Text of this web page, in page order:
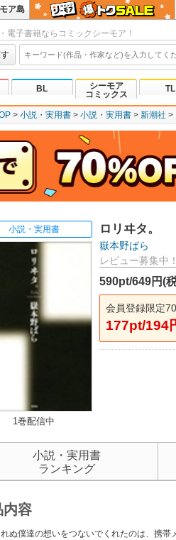
ア島
電子書籍ならコミックシーモア！
BL
シーモア
コミックス
TL
小説・実用書 小説・実用書 新潮社
小説・実用書
1巻配信中
ロリヰタ。
嶽本野ばら
レビュー募集中！
590pt/649円(
会員登録限定
177pt/194
小説・実用書
ランキング
内容
ぬ僕達の想いをつないでくれたのは、携